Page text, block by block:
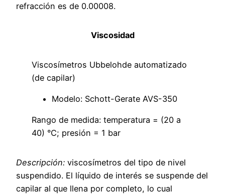
refracción es de 0.00008.
Viscosidad
Viscosímetros Ubbelohde automatizado
(de capilar)
Modelo: Schott-Gerate AVS-350
Rango de medida: temperatura = (20 a
40) °C; presión = 1 bar
Descripción: viscosímetros del tipo de nivel
suspendido. El líquido de interés se suspende del
capilar al que llena por completo, lo cual